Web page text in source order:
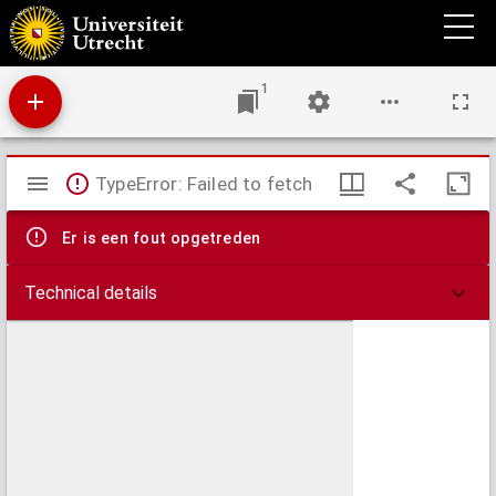
De structuurtypen van loodbromide en loodfluobromide en het structuurschema der
dihalogeniden
1
Mirador
viewer
TypeError: Failed to fetch
Er is een fout opgetreden
Technical details